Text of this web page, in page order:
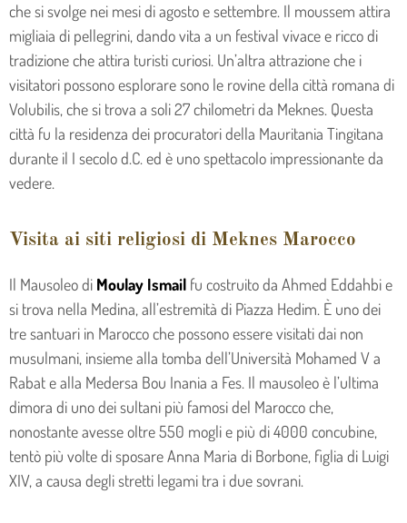
che si svolge nei mesi di agosto e settembre. Il moussem attira
migliaia di pellegrini, dando vita a un festival vivace e ricco di
tradizione che attira turisti curiosi. Un’altra attrazione che i
visitatori possono esplorare sono le rovine della città romana di
Volubilis, che si trova a soli 27 chilometri da Meknes. Questa
città fu la residenza dei procuratori della Mauritania Tingitana
durante il I secolo d.C. ed è uno spettacolo impressionante da
vedere.
Visita ai siti religiosi di Meknes Marocco
Il Mausoleo di Moulay Ismail fu costruito da Ahmed Eddahbi e
si trova nella Medina, all’estremità di Piazza Hedim. È uno dei
tre santuari in Marocco che possono essere visitati dai non
musulmani, insieme alla tomba dell’Università Mohamed V a
Rabat e alla Medersa Bou Inania a Fes. Il mausoleo è l’ultima
dimora di uno dei sultani più famosi del Marocco che,
nonostante avesse oltre 550 mogli e più di 4000 concubine,
tentò più volte di sposare Anna Maria di Borbone, figlia di Luigi
XIV, a causa degli stretti legami tra i due sovrani.